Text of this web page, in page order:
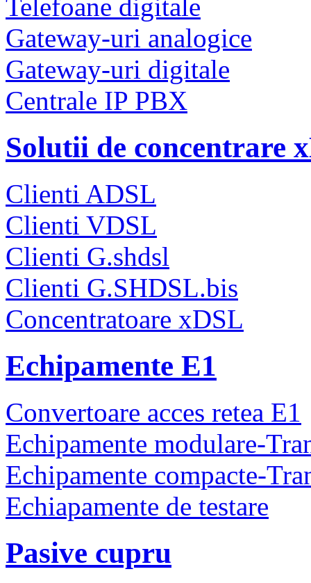
Telefoane digitale
Gateway-uri analogice
Gateway-uri digitale
Centrale IP PBX
Solutii de concentrare
Clienti ADSL
Clienti VDSL
Clienti G.shdsl
Clienti G.SHDSL.bis
Concentratoare xDSL
Echipamente E1
Convertoare acces retea E1
Echipamente modulare-
Echipamente compacte-
Echiapamente de testare
Pasive cupru